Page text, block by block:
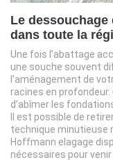
Le dessouchage
dans toute la
Une fois l’abattage
une souche souvent
l’aménagement de
racines en
d’abîmer les
Il est possible de
technique minutieuse
Hoffmann elagage
nécessaires pour